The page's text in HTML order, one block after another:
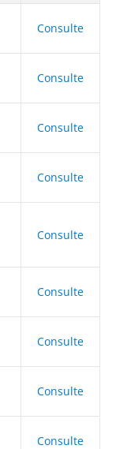
Consulte
Consulte
Consulte
Consulte
Consulte
Consulte
Consulte
Consulte
Consulte